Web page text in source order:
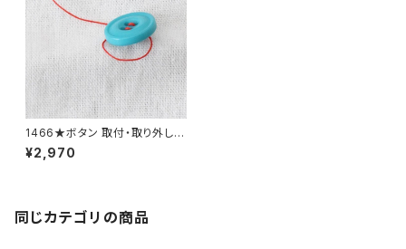
1466★ボタン 取付・取り外し料
金(９個分)
¥2,970
同じカテゴリの商品